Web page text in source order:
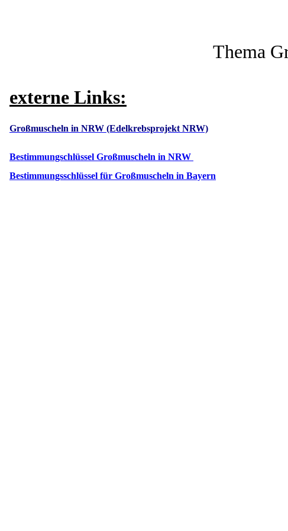
Thema
externe Links:
Großmuscheln in NRW (Edelkrebsprojekt NRW)
Bestimmungschlüssel Großmuscheln in NRW
Bestimmungsschlüssel für Großmuscheln in Bayern